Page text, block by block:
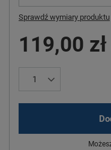
Sprawdź wymiary produktu
119,00 zł